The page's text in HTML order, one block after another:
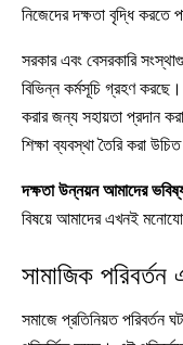
নিজেদের দক্ষতা বৃদ্ধি করতে
সরকার এবং বেসরকারি
বিভিন্ন কর্মসূচি গ্রহণ
করার জন্য সহায়তা প্রদান
শিক্ষা ব্যবস্থা তৈরি করা
দক্ষতা উন্নয়ন আমাদের
বিষয়ে আমাদের এখনই
সামাজিক পরিবর্তন
সমাজে প্রতিনিয়ত পরিবর্তন